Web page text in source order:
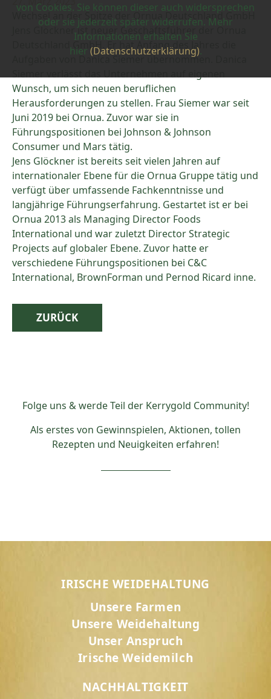
von Cookies. Sie können dieser auch widersprechen
oder sie jederzeit später widerrufen. Mehr
Informationen erhalten Sie
hier (Datenschutzerklärung).
Wechsel an der Spitze der Ornua Deutschland GmbH
Jens Glöckner ist neuer Geschäftsführer der Ornua
Deutschland GmbH. Er hat Anfang des Jahres die
Aufgaben von Danica Siemer übernommen. Danica
Wunsch, um sich neuen beruflichen
Herausforderungen zu stellen. Frau Siemer war seit
Juni 2019 bei Ornua. Zuvor war sie in
Führungspositionen bei Johnson & Johnson
Consumer und Mars tätig.
Jens Glöckner ist bereits seit vielen Jahren auf
internationaler Ebene für die Ornua Gruppe tätig und
verfügt über umfassende Fachkenntnisse und
langjährige Führungserfahrung. Gestartet ist er bei
Ornua 2013 als Managing Director Foods
International und war zuletzt Director Strategic
Projects auf globaler Ebene. Zuvor hatte er
verschiedene Führungspositionen bei C&C
International, BrownForman und Pernod Ricard inne.
ZURÜCK
Folge uns & werde Teil der Kerrygold Community!
Als erstes von Gewinnspielen, Aktionen, tollen
Rezepten und Neuigkeiten erfahren!
IRISCHE WEIDEHALTUNG
Unsere Farmen
Unsere Weidehaltung
Unser Anspruch
Irische Weidemilch
NACHHALTIGKEIT